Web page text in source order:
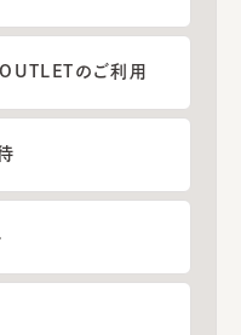
のご利用